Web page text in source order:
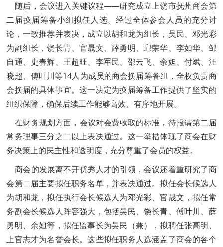
随后，会议进入关键议程——研究成立上饶市抚州商会第
二届换届筹备小组拟任人选。经过全体参会人员的充分讨
论，一致推荐并表决，成立以胡和龙为组长，吴民、邓光彩
为副组长，饶长青、官晟文、薛勇明、邱荣华、李如华、邹
自通、史春辉、王超旺、李军民、邵云飞、余妲、付斌、汪
晓超、傅叶川等14人为成员的商会换届筹备组，全权负责商
会换届的具体事宜。这一决定为换届筹备工作提供了坚实的
组织保障，确保后续工作能够高效、有序地开展。
在财务规划方面，会议对会费收取的标准，待报请第二届
常务理事三分之二以上表决通过。这一举措体现了商会在财
务决策上的民主性和透明度，充分尊重了会员的权益。
商会的发展离不开优秀人才的引领，会议还着重研究了商
会第二届主要拟任职务名单，并表决通过。拟任会长候选人
为胡和龙，拟任执行会长候选人为邓光彩、官晟文，拟任常
务副会长候选人阵容强大，包括吴民、饶长青、傅叶川、薛
勇明、余妲等，拟任监事长为吴民（兼），拟聘任张高明、
上官志才为名誉会长。这些拟任职务人选涵盖了商会的各个